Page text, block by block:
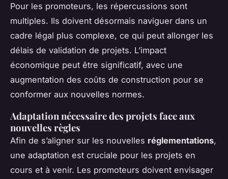
Pour les promoteurs, les répercussions sont
multiples. Ils doivent désormais naviguer dans un
cadre légal plus complexe, ce qui peut allonger les
délais de validation de projets. L’impact
économique peut être significatif, avec une
augmentation des coûts de construction pour se
conformer aux nouvelles normes.
Adaptation nécessaire des projets face aux
nouvelles règles
Afin de s’aligner sur les nouvelles réglementations,
une adaptation est cruciale pour les projets en
cours et à venir. Les promoteurs doivent envisager